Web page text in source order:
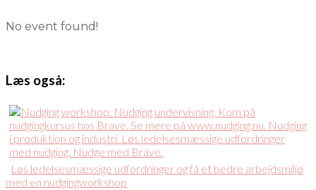
No event found!
Læs også:
Løs ledelsesmæssige udfordringer og få et bedre arbejdsmiljø
med en nudgingworkshop